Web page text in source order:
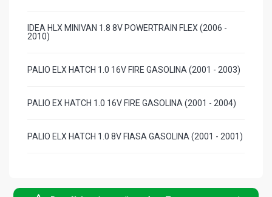
IDEA HLX MINIVAN 1.8 8V POWERTRAIN FLEX (2006 -
2010)
PALIO ELX HATCH 1.0 16V FIRE GASOLINA (2001 - 2003)
PALIO EX HATCH 1.0 16V FIRE GASOLINA (2001 - 2004)
PALIO ELX HATCH 1.0 8V FIASA GASOLINA (2001 - 2001)